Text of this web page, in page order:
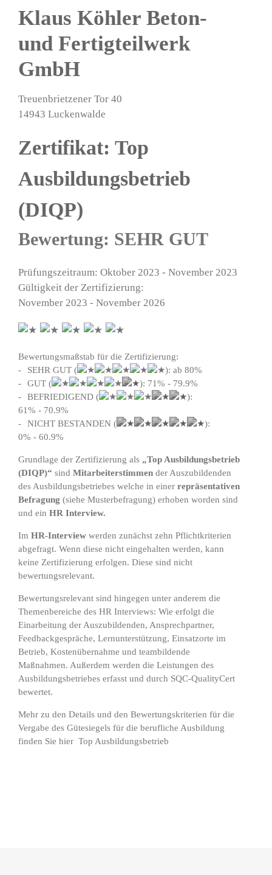
Klaus Köhler Beton-
und Fertigteilwerk
GmbH
Treuenbrietzener Tor 40
14943 Luckenwalde
Zertifikat: Top
Ausbildungsbetrieb
(DIQP)
Bewertung: SEHR GUT
Prüfungszeitraum: Oktober 2023 - November 2023
Gültigkeit der Zertifizierung:
November 2023 - November 2026
Bewertungsmaßstab für die Zertifizierung:
SEHR GUT (
): ab 80%
GUT (
): 71% - 79.9%
BEFRIEDIGEND (
):
61% - 70.9%
NICHT BESTANDEN (
):
0% - 60.9%
Grundlage der Zertifizierung als „Top Ausbildungsbetrieb
(DIQP)“ sind Mitarbeiterstimmen der Auszubildenden
des Ausbildungsbetriebes welche in einer repräsentativen
Befragung (siehe Musterbefragung) erhoben worden sind
und ein HR Interview.
Im HR-Interview werden zunächst zehn Pflichtkriterien
abgefragt. Wenn diese nicht eingehalten werden, kann
keine Zertifizierung erfolgen. Diese sind nicht
bewertungsrelevant.
Bewertungsrelevant sind hingegen unter anderem die
Themenbereiche des HR Interviews: Wie erfolgt die
Einarbeitung der Auszubildenden, Ansprechpartner,
Feedbackgespräche, Lernunterstützung, Einsatzorte im
Betrieb, Kostenübernahme und teambildende
Maßnahmen. Außerdem werden die Leistungen des
Ausbildungsbetriebes erfasst und durch SQC-QualityCert
bewertet.
Mehr zu den Details und den Bewertungskriterien für die
Vergabe des Gütesiegels für die berufliche Ausbildung
finden Sie hier Top Ausbildungsbetrieb